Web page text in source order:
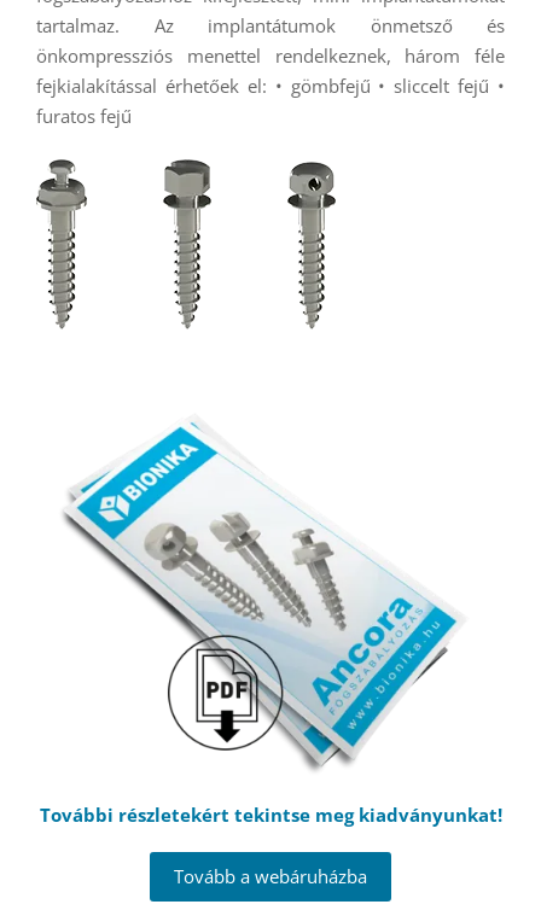
tartalmaz. Az implantátumok önmetsző és
önkompressziós menettel rendelkeznek, három féle
fejkialakítással érhetőek el: • gömbfejű • sliccelt fejű •
furatos fejű
További részletekért tekintse meg kiadványunkat!
Tovább a webáruházba